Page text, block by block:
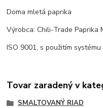
Doma mletá paprika
Výrobca: Chili-Trade Paprika
ISO 9001, s použitím systému
Tovar zaradený v
SMALTOVANÝ RIAD